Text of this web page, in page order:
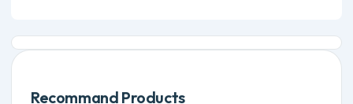
Recommand Products